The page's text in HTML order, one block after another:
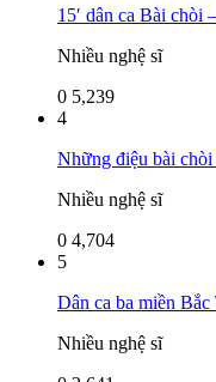
15′ dân ca Bài chòi
Nhiều nghệ sĩ
0 5,239
4
Những điệu bài
Nhiều nghệ sĩ
0 4,704
5
Dân ca ba miền
Nhiều nghệ sĩ